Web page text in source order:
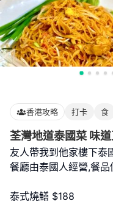
香港攻略 打卡 食
荃灣地道泰國菜 味
友人帶我到他家樓下泰
餐廳由泰國人經營,餐
泰式燒鱔 $188